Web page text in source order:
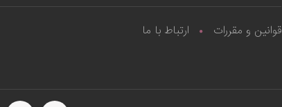
قوانین و مقررات ارتباط با ما